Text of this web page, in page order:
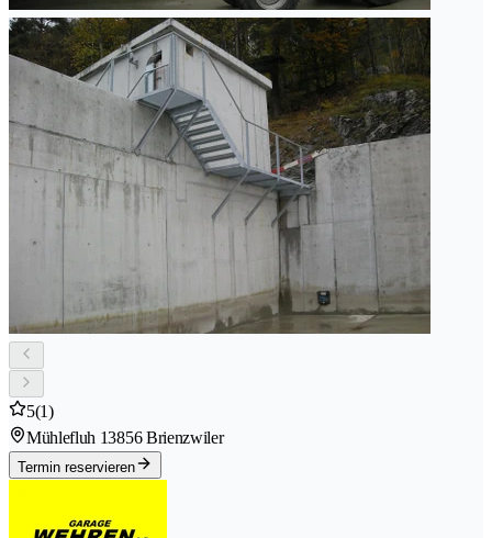
5(1)
Mühlefluh 13856 Brienzwiler
Termin reservieren